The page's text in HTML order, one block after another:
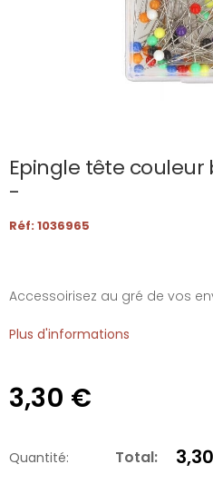
Epingle tête couleur
-
Réf: 1036965
Accessoirisez au gré de vos
Plus d'informations
3,30 €
Quantité: Total: